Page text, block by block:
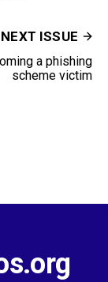
NEXT ISSUE
a phishing
scheme victim